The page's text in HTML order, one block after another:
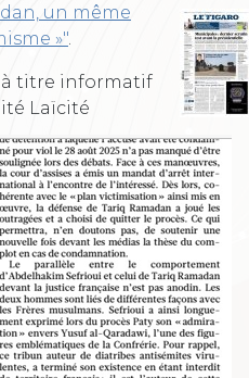
un même
»".
à titre informatif
Laïcité